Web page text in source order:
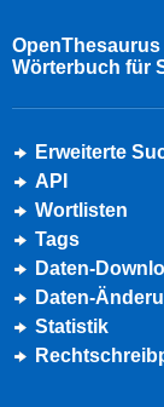
Wörterbuch für
Erweiterte
API
Wortlisten
Tags
Daten-
Daten-
Statistik